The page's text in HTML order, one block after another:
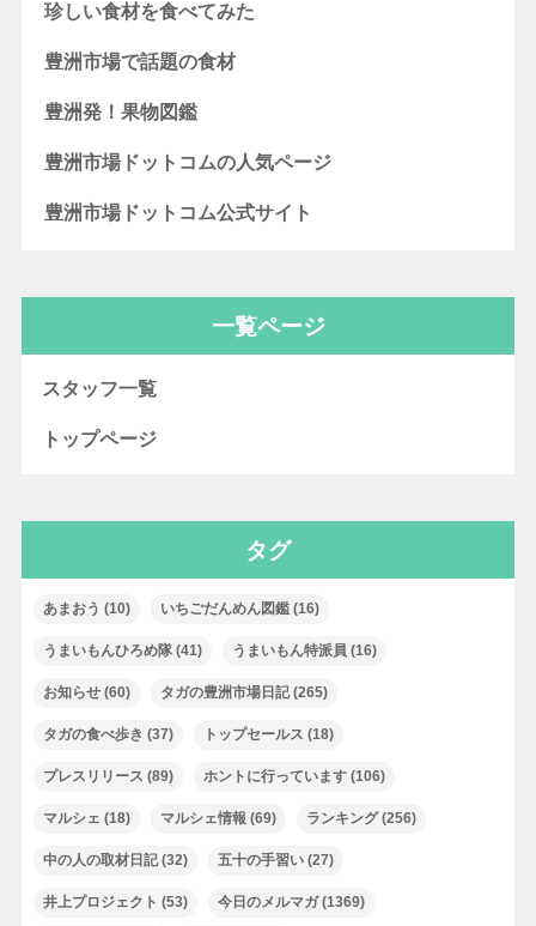
珍しい食材を食べてみた
豊洲市場で話題の食材
豊洲発！果物図鑑
豊洲市場ドットコムの人気ページ
豊洲市場ドットコム公式サイト
一覧ページ
スタッフ一覧
トップページ
タグ
あまおう (10) いちごだんめん図鑑(16)
うまいもんひろめ隊(41) うまいもん特派員 (16)
お知らせ(60) タガの豊洲市場日記(265)
タガの食べ歩き (37) トップセールス (18)
プレスリリース (89) ホントに行っています(106)
マルシェ (18) マルシェ情報 (69) ランキング(256)
中の人の取材日記(32) 五十の手習い(27)
井上プロジェクト (53) 今日のメルマガ(1369)